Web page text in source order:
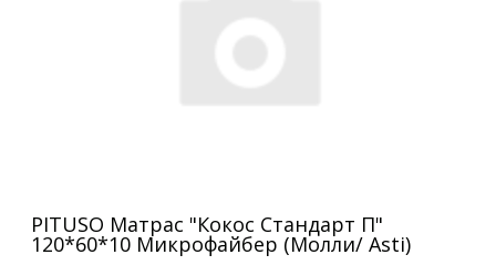
PITUSO Матрас "Кокос Стандарт П"
120*60*10 Микрофайбер (Молли/ Asti)